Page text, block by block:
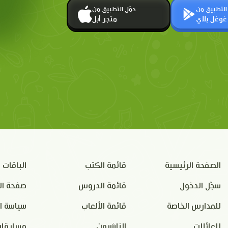
حمّل التطبيق من
متجر أبل
من
غوغل بلاي
الصفحة الرئيسية
سجّل الدخول
للمدارس الخاصة
قائمة الكتب
قائمة الدروس
قائمة الألعاب
الباقات
صفحة
سياسة